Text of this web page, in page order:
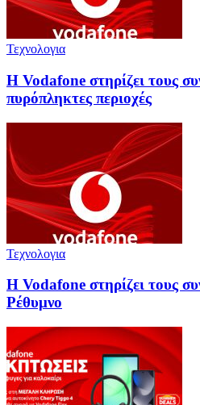
Τεχνολογια
Η Vodafone στηρίζει τους
πυρόπληκτες περιοχές
Τεχνολογια
Η Vodafone στηρίζει τους
Ρέθυμνο